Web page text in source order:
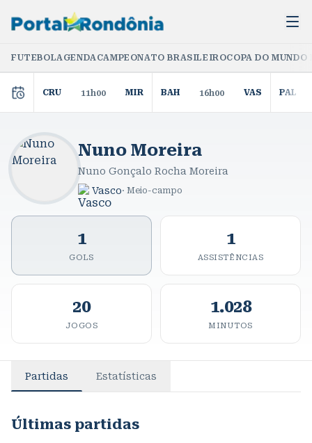
FUTEBOLAGENDACAMPEONATO BRASILEIROCOPA DO
CRU 11h00 MIR BAH 16h00 VAS PAL
Nuno Moreira
Nuno Gonçalo Rocha Moreira
Vasco· Meio-campo
1
GOLS
1
ASSISTÊNCIAS
20
JOGOS
1.028
MINUTOS
Partidas Estatísticas
Últimas partidas